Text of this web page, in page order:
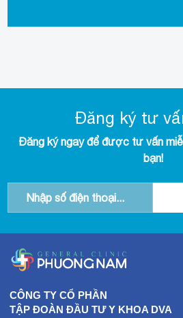
Đăng ký tư
Đăng ký ngay để được tư vấn
bạn!
CÔNG TY CỔ PHẦN
TẬP ĐOÀN ĐẦU TƯ Y KHOA DVA